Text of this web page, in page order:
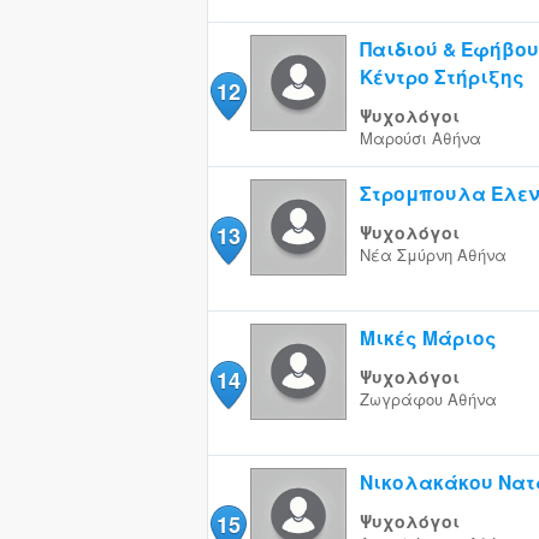
12
Παιδιού & Εφήβου
Κέντρο Στήριξης
Ψυχολόγοι
Μαρούσι Αθήνα
13
Στρομπουλα
Ψυχολόγοι
Νέα Σμύρνη Αθήνα
14
Μικές Μάριος
Ψυχολόγοι
Ζωγράφου Αθήνα
15
Νικολακάκου
Ψυχολόγοι